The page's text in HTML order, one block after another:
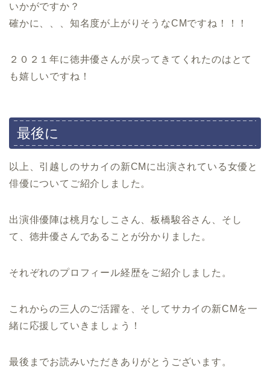
いかがですか？
確かに、、、知名度が上がりそうなCMですね！！！
２０２１年に徳井優さんが戻ってきてくれたのはとて
も嬉しいですね！
最後に
以上、引越しのサカイの新CMに出演されている女優と
俳優についてご紹介しました。
出演俳優陣は桃月なしこさん、板橋駿谷さん、そし
て、徳井優さんであることが分かりました。
それぞれのプロフィール経歴をご紹介しました。
これからの三人のご活躍を、そしてサカイの新CMを一
緒に応援していきましょう！
最後までお読みいただきありがとうございます。